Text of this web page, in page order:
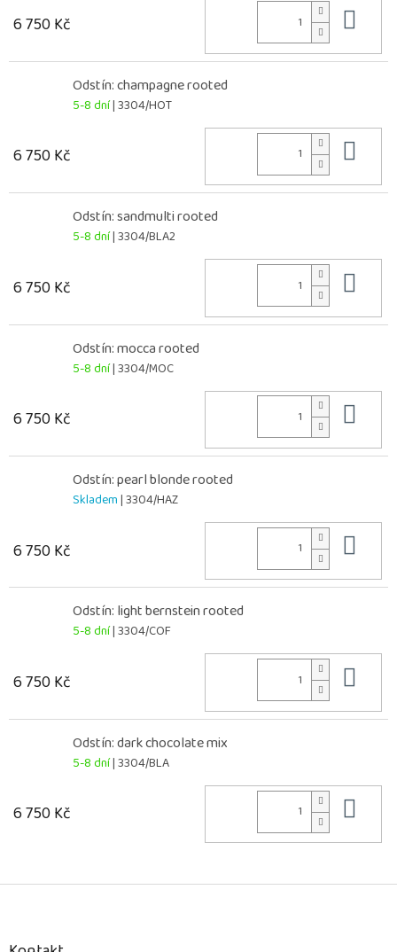
6 750 Kč
Odstín: champagne rooted
5-8 dní| 3304/HOT
6 750 Kč
Odstín: sandmulti rooted
5-8 dní| 3304/BLA2
6 750 Kč
Odstín: mocca rooted
5-8 dní| 3304/MOC
6 750 Kč
Odstín: pearl blonde rooted
Skladem| 3304/HAZ
6 750 Kč
Odstín: light bernstein rooted
5-8 dní| 3304/COF
6 750 Kč
Odstín: dark chocolate mix
5-8 dní| 3304/BLA
6 750 Kč
Z